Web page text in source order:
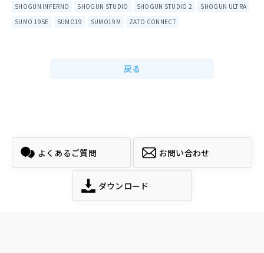
SHOGUN INFERNO
SHOGUN STUDIO SHOGUN STUDIO 2
SHOGUN ULTRA
SUMO 19SE
SUMO19 SUMO19M ZATO CONNECT
戻る
よくあるご質問 お問い合わせ
ダウンロード